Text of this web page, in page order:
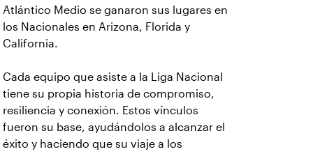
Atlántico Medio se ganaron sus lugares en
los Nacionales en Arizona, Florida y
California.
Cada equipo que asiste a la Liga Nacional
tiene su propia historia de compromiso,
resiliencia y conexión. Estos vínculos
fueron su base, ayudándolos a alcanzar el
éxito y haciendo que su viaje a los